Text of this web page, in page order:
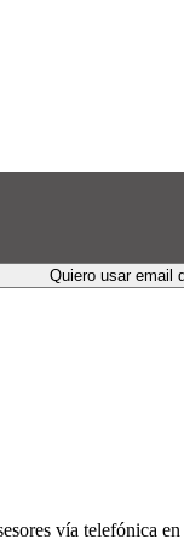
Quiero usar email
vía telefónica